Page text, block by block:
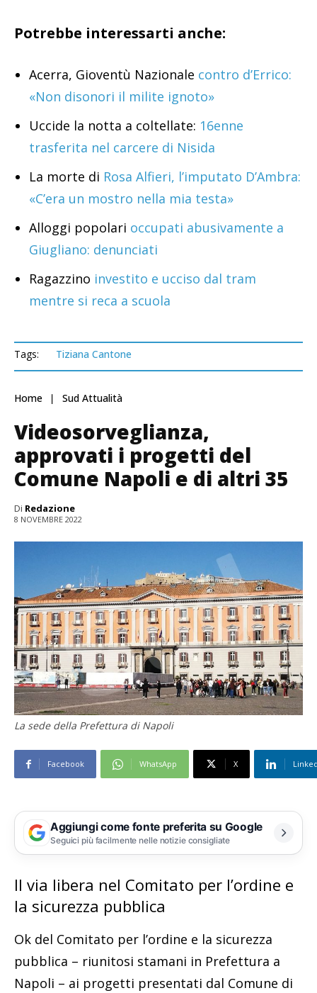
Potrebbe interessarti anche:
Acerra, Gioventù Nazionale contro d’Errico:
«Non disonori il milite ignoto»
Uccide la notta a coltellate: 16enne
trasferita nel carcere di Nisida
La morte di Rosa Alfieri, l’imputato D’Ambra:
«C’era un mostro nella mia testa»
Alloggi popolari occupati abusivamente a
Giugliano: denunciati
Ragazzino investito e ucciso dal tram
mentre si reca a scuola
Tags: Tiziana Cantone
Home Sud Attualità
Videosorveglianza,
approvati i progetti del
Comune Napoli e di altri 35
Di Redazione
8 NOVEMBRE 2022
La sede della Prefettura di Napoli
Facebook WhatsApp X
Aggiungi come fonte preferita su Google
Seguici più facilmente nelle notizie consigliate
Il via libera nel Comitato per l’ordine e
la sicurezza pubblica
Ok del Comitato per l’ordine e la sicurezza
pubblica – riunitosi stamani in Prefettura a
Napoli – ai progetti presentati dal Comune di